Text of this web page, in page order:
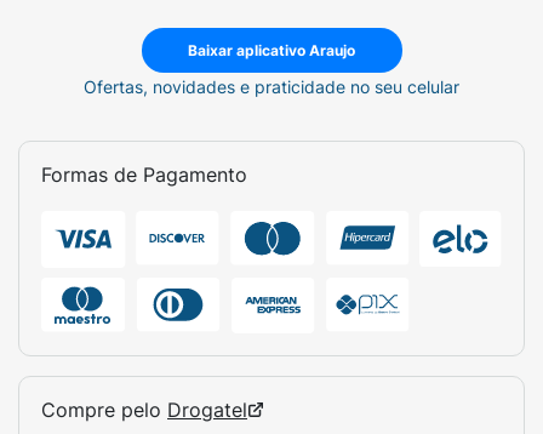
Baixar aplicativo Araujo
Ofertas, novidades e praticidade no seu celular
Formas de Pagamento
Compre pelo Drogatel